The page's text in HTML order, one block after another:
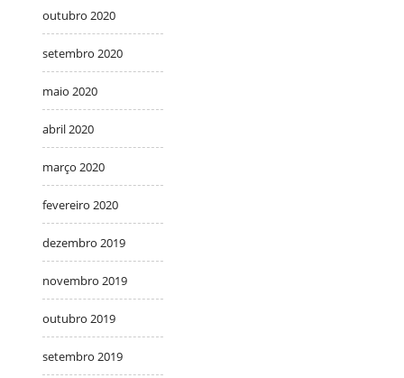
outubro 2020
setembro 2020
maio 2020
abril 2020
março 2020
fevereiro 2020
dezembro 2019
novembro 2019
outubro 2019
setembro 2019